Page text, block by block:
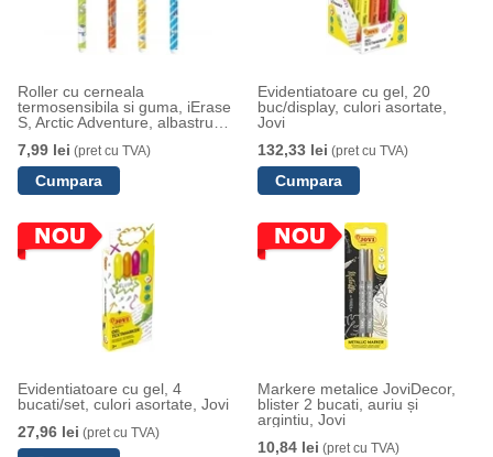
Roller cu cerneala
termosensibila si guma, iErase
S, Arctic Adventure, albastru
7,99 lei (pret cu TVA)
Evidentiatoare cu gel, 20
buc/display, culori asortate,
Jovi
132,33 lei (pret cu TVA)
Evidentiatoare cu gel, 4
bucati/set, culori asortate, Jovi
27,96 lei (pret cu TVA)
Markere metalice JoviDecor,
blister 2 bucati, auriu și
argintiu, Jovi
10,84 lei (pret cu TVA)